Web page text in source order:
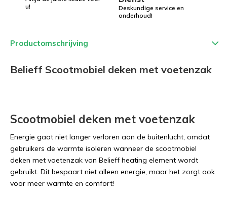
u!
Deskundige service en
onderhoud!
Productomschrijving
Belieff Scootmobiel deken met voetenzak
Scootmobiel deken met voetenzak
Energie gaat niet langer verloren aan de buitenlucht, omdat
gebruikers de warmte isoleren wanneer de scootmobiel
deken met voetenzak van Belieff heating element wordt
gebruikt. Dit bespaart niet alleen energie, maar het zorgt ook
voor meer warmte en comfort!